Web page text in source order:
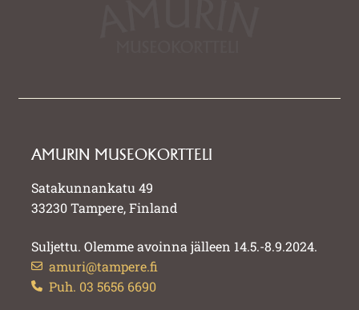
AMURIN MUSEOKORTTELI
Satakunnankatu 49
33230 Tampere, Finland
Suljettu. Olemme avoinna jälleen 14.5.-8.9.2024.
amuri@tampere.fi
Puh. 03 5656 6690